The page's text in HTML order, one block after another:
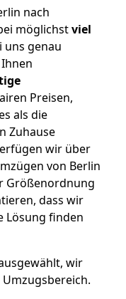
nach
möglichstviel
uns genau
Preisen,
als die
Zuhause
wir über
von Berlin
Größenordnung
dass wir
Lösung finden
wir